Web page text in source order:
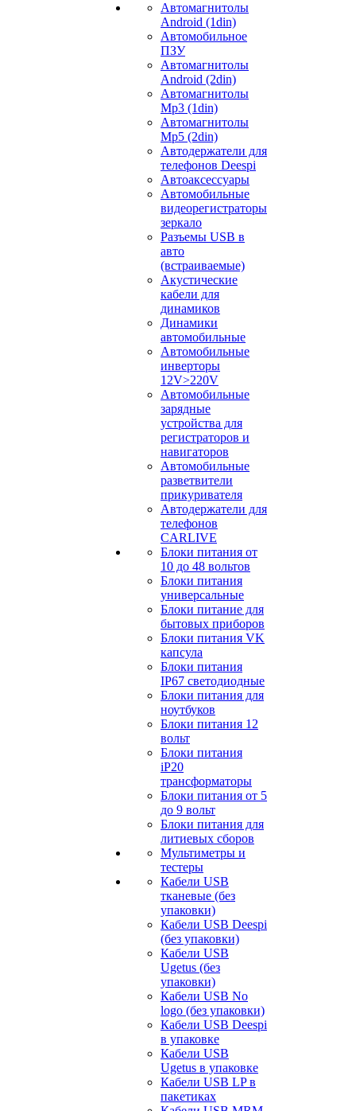
Автомагнитолы
Android (1din)
Автомобильное
ПЗУ
Автомагнитолы
Android (2din)
Автомагнитолы
Mp3 (1din)
Автомагнитолы
Mp5 (2din)
Автодержатели для
телефонов Deespi
Автоаксессуары
Автомобильные
видеорегистраторы
зеркало
Разъемы USB в
авто
(встраиваемые)
Акустические
кабели для
динамиков
Динамики
автомобильные
Автомобильные
инверторы
12V>220V
Автомобильные
зарядные
устройства для
регистраторов и
навигаторов
Автомобильные
разветвители
прикуривателя
Автодержатели для
телефонов
CARLIVE
Блоки питания от
10 до 48 вольтов
Блоки питания
универсальные
Блоки питание для
бытовых приборов
Блоки питания VK
капсула
Блоки питания
IP67 светодиодные
Блоки питания для
ноутбуков
Блоки питания 12
вольт
Блоки питания
iP20
трансформаторы
Блоки питания от 5
до 9 вольт
Блоки питания для
литиевых сборов
Мультиметры и
тестеры
Кабели USB
тканевые (без
упаковки)
Кабели USB Deespi
(без упаковки)
Кабели USB
Ugetus (без
упаковки)
Кабели USB No
logo (без упаковки)
Кабели USB Deespi
в упаковке
Кабели USB
Ugetus в упаковке
Кабели USB LP в
пакетиках